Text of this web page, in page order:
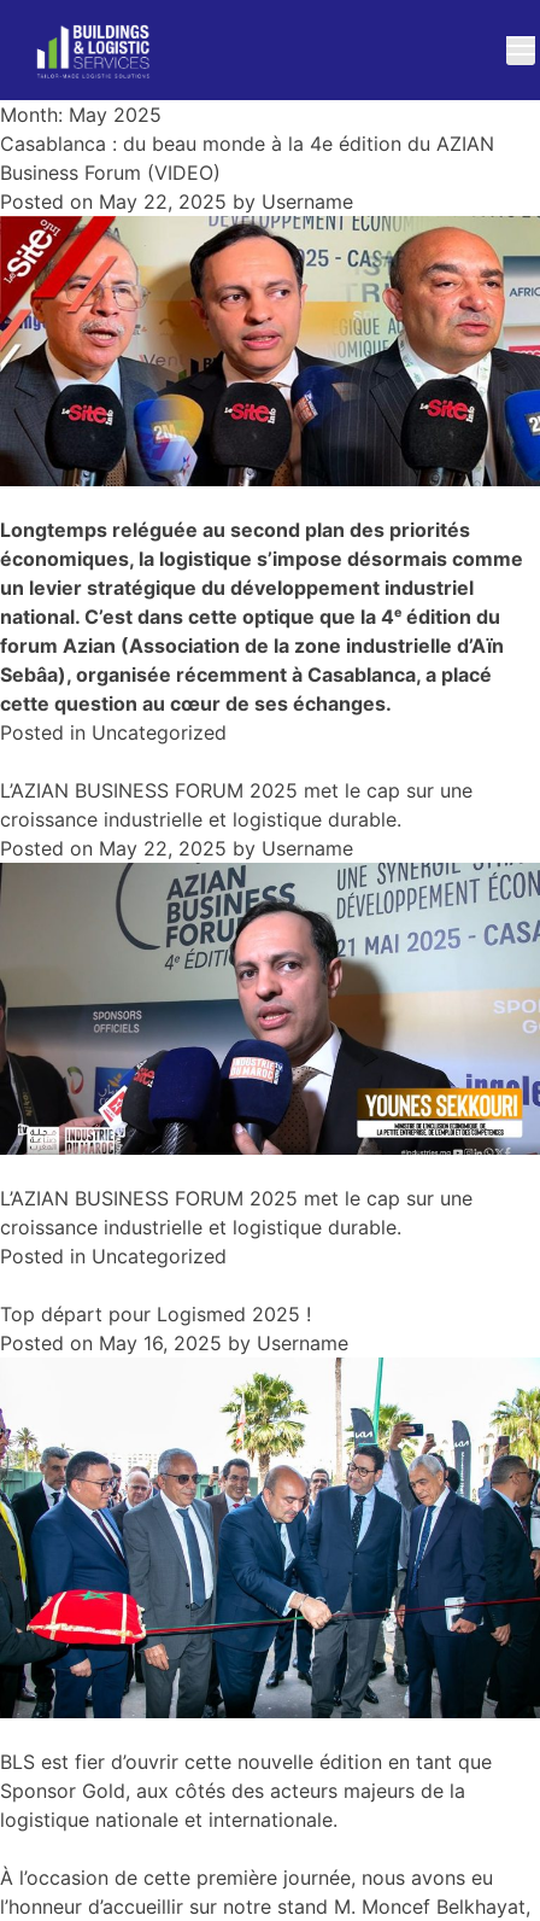
Month: May 2025
Casablanca : du beau monde à la 4e édition du AZIAN
Business Forum (VIDEO)
Posted on May 22, 2025 by Username
Longtemps reléguée au second plan des priorités
économiques, la logistique s’impose désormais comme
un levier stratégique du développement industriel
national. C’est dans cette optique que la 4ᵉ édition du
forum Azian (Association de la zone industrielle d’Aïn
Sebâa), organisée récemment à Casablanca, a placé
cette question au cœur de ses échanges.
Posted in Uncategorized
L’AZIAN BUSINESS FORUM 2025 met le cap sur une
croissance industrielle et logistique durable.
Posted on May 22, 2025 by Username
L’AZIAN BUSINESS FORUM 2025 met le cap sur une
croissance industrielle et logistique durable.
Posted in Uncategorized
Top départ pour Logismed 2025 !
Posted on May 16, 2025 by Username
BLS est fier d’ouvrir cette nouvelle édition en tant que
Sponsor Gold, aux côtés des acteurs majeurs de la
logistique nationale et internationale.
À l’occasion de cette première journée, nous avons eu
l’honneur d’accueillir sur notre stand M. Moncef Belkhayat,